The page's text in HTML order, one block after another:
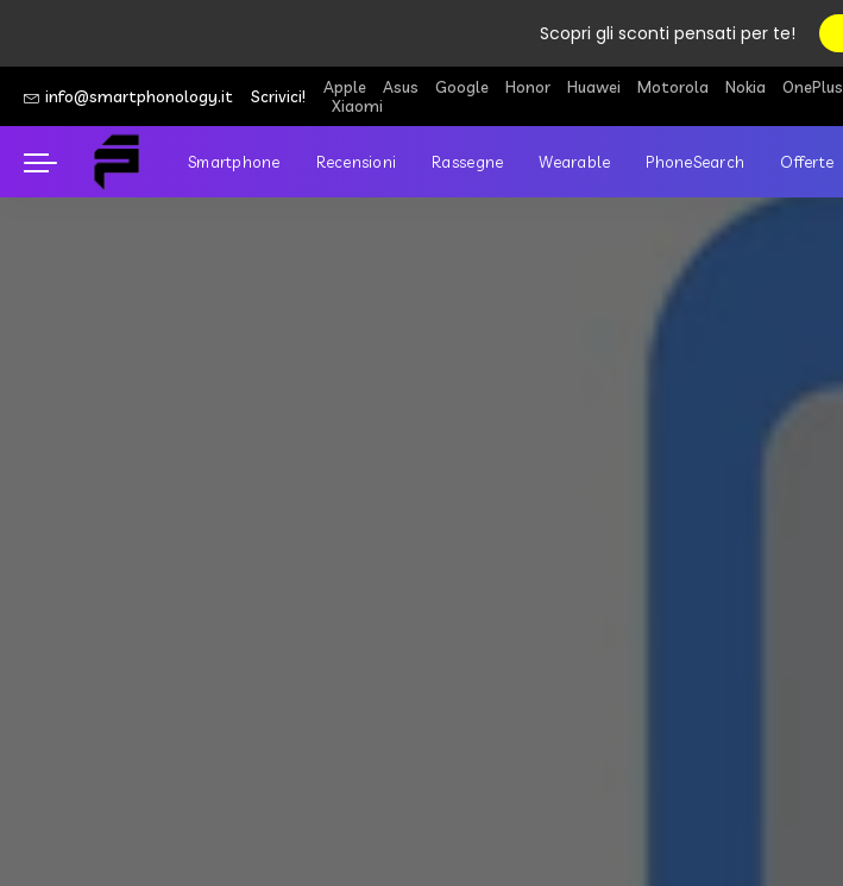
Scopri gli sconti pensati per te!
info@smartphonology.it Scrivici! Apple Asus Google Honor Huawei Motorola Nokia OnePlus
Xiaomi
Smartphone Recensioni Rassegne Wearable PhoneSearch Offerte